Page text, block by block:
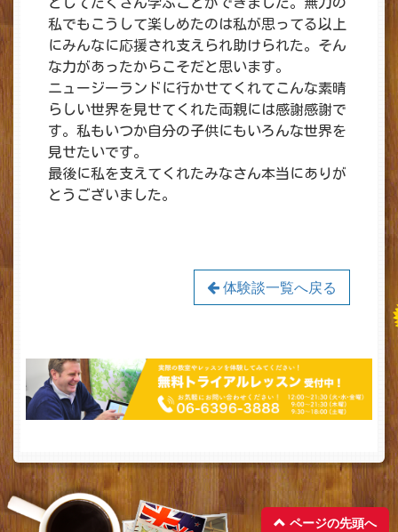
私でもこうして楽しめたのは私が思ってる以上
にみんなに応援され支えられ助けられた。そん
な力があったからこそだと思います。
ニュージーランドに行かせてくれてこんな素晴
らしい世界を見せてくれた両親には感謝感謝で
す。私もいつか自分の子供にもいろんな世界を
見せたいです。
最後に私を支えてくれたみなさん本当にありが
とうございました。
体験談一覧へ戻る
ページの先頭へ